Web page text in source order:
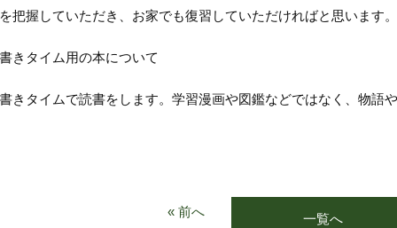
把握していただき、お家でも復習していただければと思います。
きタイム用の本について
タイムで読書をします。学習漫画や図鑑などではなく、物語
« 前へ 一覧へ